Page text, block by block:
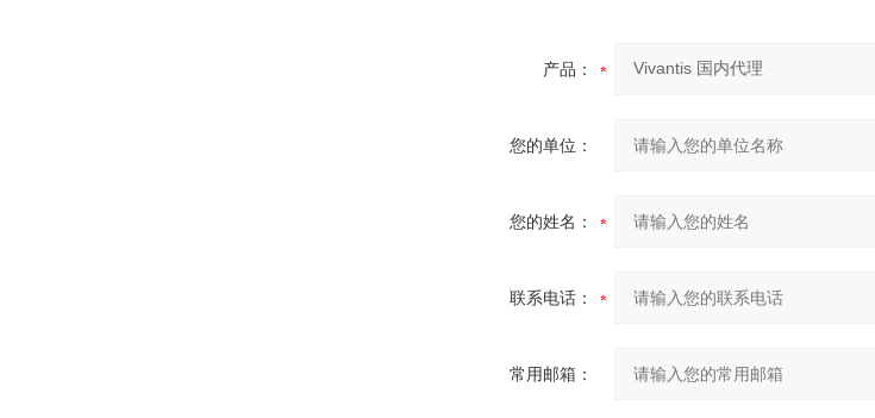
产品：
您的单位：
您的姓名：
联系电话：
常用邮箱：